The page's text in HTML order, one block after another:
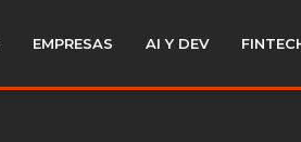
EMPRESAS AI Y DEV